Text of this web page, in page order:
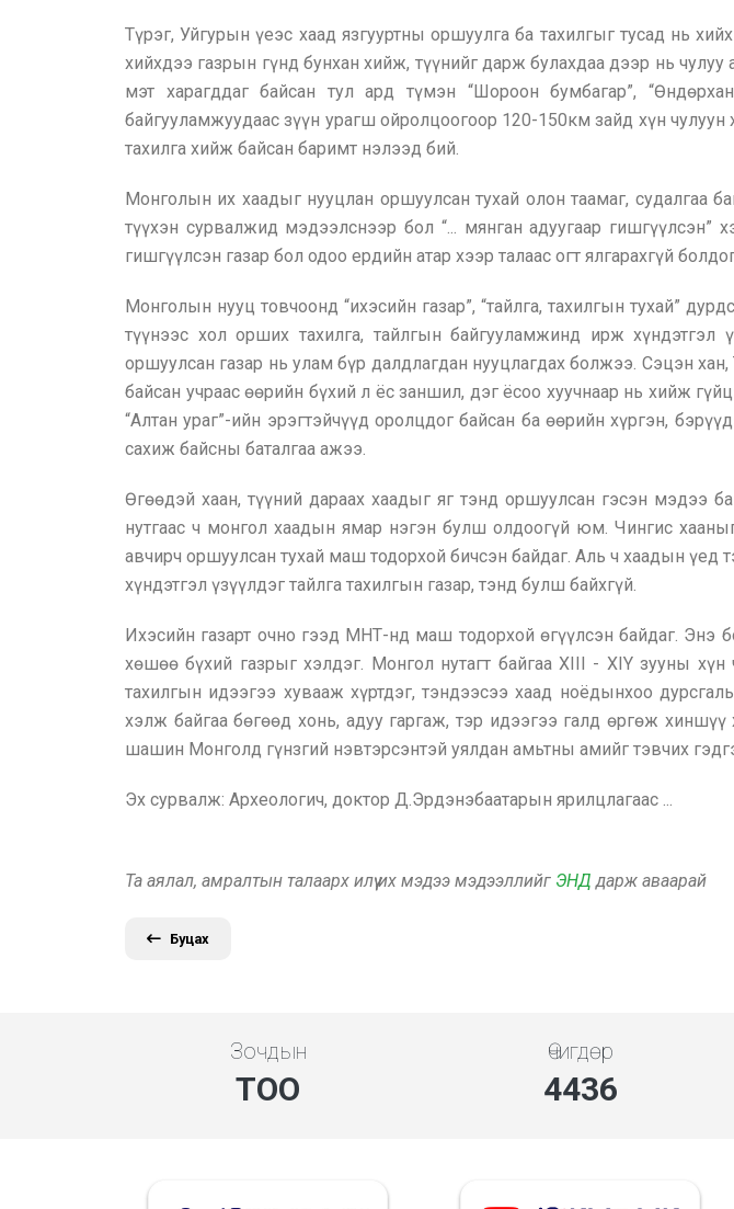
Түрэг, Уйгурын үеэс хаад язгууртны оршуулга ба тахилгыг тусад нь
хийхдээ газрын гүнд бунхан хийж, түүнийг дарж булахдаа дээр нь
мэт харагддаг байсан тул ард түмэн “Шороон бумбагар”,
байгууламжуудаас зүүн урагш ойролцоогоор 120-150км зайд хүн
тахилга хийж байсан баримт нэлээд бий.
Монголын их хаадыг нууцлан оршуулсан тухай олон таамаг, судалгаа
түүхэн сурвалжид мэдээлснээр бол “... мянган адуугаар
гишгүүлсэн газар бол одоо ердийн атар хээр талаас огт ялгарахгүй
Монголын нууц товчоонд “ихэсийн газар”, “тайлга, тахилгын тухай”
түүнээс хол орших тахилга, тайлгын байгууламжинд ирж хүндэтгэл
оршуулсан газар нь улам бүр далдлагдан нууцлагдах болжээ. Сэцэн
байсан учраас өөрийн бүхий л ёс заншил, дэг ёсоо хуучнаар нь хийж
“Алтан ураг”-ийн эрэгтэйчүүд оролцдог байсан ба өөрийн хүргэн,
сахиж байсны баталгаа ажээ.
Өгөөдэй хаан, түүний дараах хаадыг яг тэнд оршуулсан гэсэн мэдээ
нутгаас ч монгол хаадын ямар нэгэн булш олдоогүй юм. Чингис
авчирч оршуулсан тухай маш тодорхой бичсэн байдаг. Аль ч хаадын
хүндэтгэл үзүүлдэг тайлга тахилгын газар, тэнд булш байхгүй.
Ихэсийн газарт очно гээд МНТ-нд маш тодорхой өгүүлсэн байдаг. Энэ
хөшөө бүхий газрыг хэлдэг. Монгол нутагт байгаа XIII - XIY зууны
тахилгын идээгээ хувааж хүртдэг, тэндээсээ хаад ноёдынхоо
хэлж байгаа бөгөөд хонь, адуу гаргаж, тэр идээгээ галд өргөж
шашин Монголд гүнзгий нэвтэрсэнтэй уялдан амьтны амийг тэвчих
Эх сурвалж: Археологич, доктор Д.Эрдэнэбаатарын ярилцлагаас ...
Та аялал, амралтын талаарх илүү их мэдээ мэдээллийг ЭНД дарж аваарай
Буцах
Зочдын
ТОО
Өчигдөр
5119